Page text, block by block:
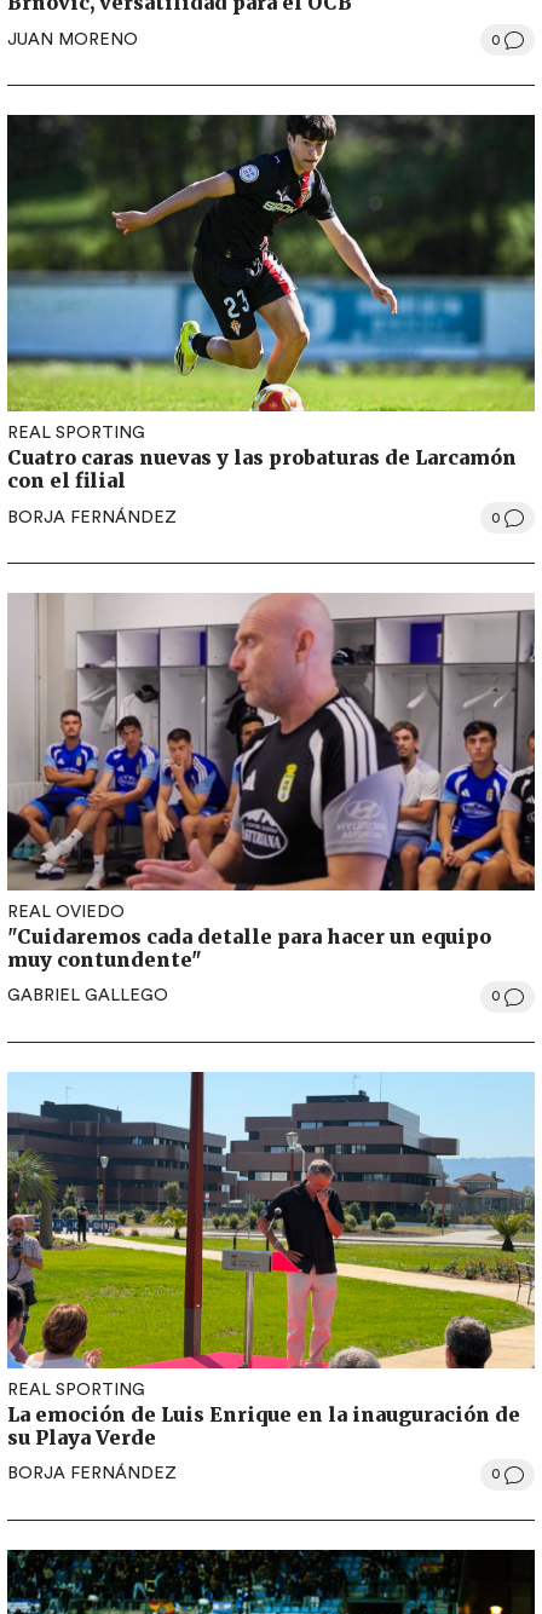
JUAN MORENO 0
REAL SPORTING
Cuatro caras nuevas y las probaturas de Larcamón
con el filial
BORJA FERNÁNDEZ 0
REAL OVIEDO
"Cuidaremos cada detalle para hacer un equipo
muy contundente"
GABRIEL GALLEGO 0
REAL SPORTING
La emoción de Luis Enrique en la inauguración de
su Playa Verde
BORJA FERNÁNDEZ 0